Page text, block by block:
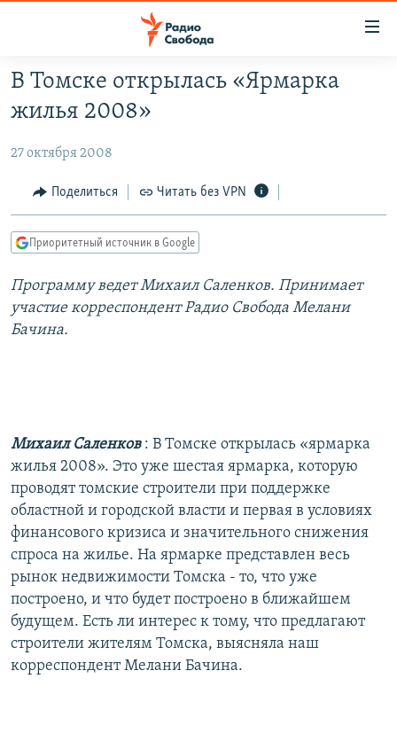
упрощенного
доступа
содержанию
Вернутся
навигации
Вернутся
АВТОРСКИЕ ПРОЕКТЫ
ЦИТАТЫ СВОБОДЫ
КУЛЬТУРА
IDEL.РЕАЛИИ
КАВКАЗ.РЕАЛИИ
ПОДПИШИТЕСЬ НА РАССЫЛКУ
СОЦИАЛЬНЫЕ СЕТИ
Все сайты РСЕ/РС
В Томске открылась «Ярмарка
жилья 2008»
27 октября 2008
Поделиться Читать без VPN
Приоритетный источник в Google
Программу ведет Михаил Саленков. Принимает
участие корреспондент Радио Свобода Мелани
Бачина.
Михаил Саленков : В Томске открылась «ярмарка
жилья 2008». Это уже шестая ярмарка, которую
проводят томские строители при поддержке
областной и городской власти и первая в условиях
финансового кризиса и значительного снижения
спроса на жилье. На ярмарке представлен весь
рынок недвижимости Томска - то, что уже
построено, и что будет построено в ближайшем
будущем. Есть ли интерес к тому, что предлагают
строители жителям Томска, выясняла наш
корреспондент Мелани Бачина.